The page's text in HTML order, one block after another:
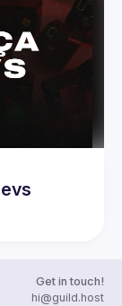
Get in touch!
hi@guild.host